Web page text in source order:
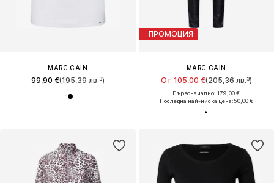
MARC CAIN
99,90 €(195,39 лв.³)
ПРОМОЦИЯ
MARC CAIN
От 105,00 €(205,36 лв.³)
Първоначално: 179,00 €
Последна най-ниска цена:50,00 €